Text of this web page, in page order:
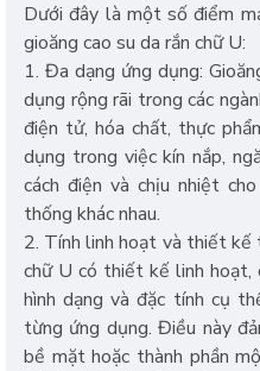
Dưới đây là một số điểm
gioăng cao su da rắn chữ U:
1. Đa dạng ứng dụng:
dụng rộng rãi trong các
điện tử, hóa chất, thực
dụng trong việc kín nắp,
cách điện và chịu nhiệt
thống khác nhau.
2. Tính linh hoạt và thiết kế
chữ U có thiết kế linh hoạt,
hình dạng và đặc tính cụ
từng ứng dụng. Điều này
bề mặt hoặc thành phần